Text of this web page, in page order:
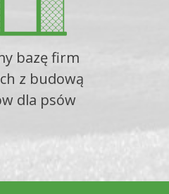
bazę firm
z budową
dla psów